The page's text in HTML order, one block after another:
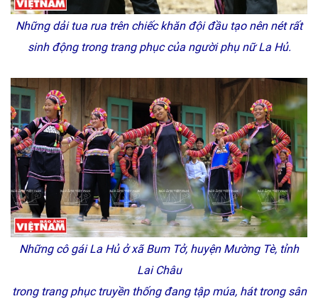
Những dải tua rua trên chiếc khăn đội đầu tạo nên nét rất
sinh động trong trang phục của người phụ nữ La Hủ.
Những cô gái La Hủ ở xã Bum Tở, huyện Mường Tè, tỉnh
Lai Châu
trong trang phục truyền thống đang tập múa, hát trong sân